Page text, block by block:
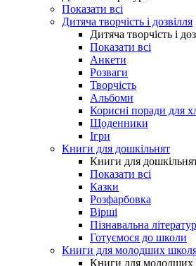
Показати всі
Дитяча творчість і дозвілля
Дитяча творчість і
Показати всі
Анкети
Розваги
Творчість
Альбоми
Корисні поради для
Щоденники
Ігри
Книги для дошкільнят
Книги для
Показати всі
Казки
Розфарбовка
Вірші
Пізнавальна
Готуємося до школи
Книги для молодших
Книги для молодших